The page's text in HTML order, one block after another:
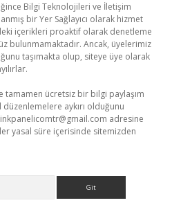
Bilgi Teknolojileri ve İletişim
bir Yer Sağlayıcı olarak hizmet
içerikleri proaktif olarak denetleme
bulunmamaktadır. Ancak, üyelerimiz
taşımakta olup, siteye üye olarak
tamamen ücretsiz bir bilgi paylaşım
aykırı olduğunu
adresine
yasal süre içerisinde sitemizden